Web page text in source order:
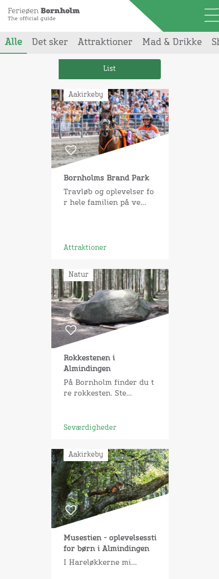
Alle Det sker Attraktioner Mad & Drikke
List
Aakirkeby
Bornholms Brand Park
Travløb og oplevelser fo
r hele familien på ve...
Attraktioner
Natur
Rokkestenen i
Almindingen
På Bornholm finder du t
re rokkesten. Ste...
Seværdigheder
Aakirkeby
Musestien - oplevelsessti
for børn i Almindingen
I Hareløkkerne mi...